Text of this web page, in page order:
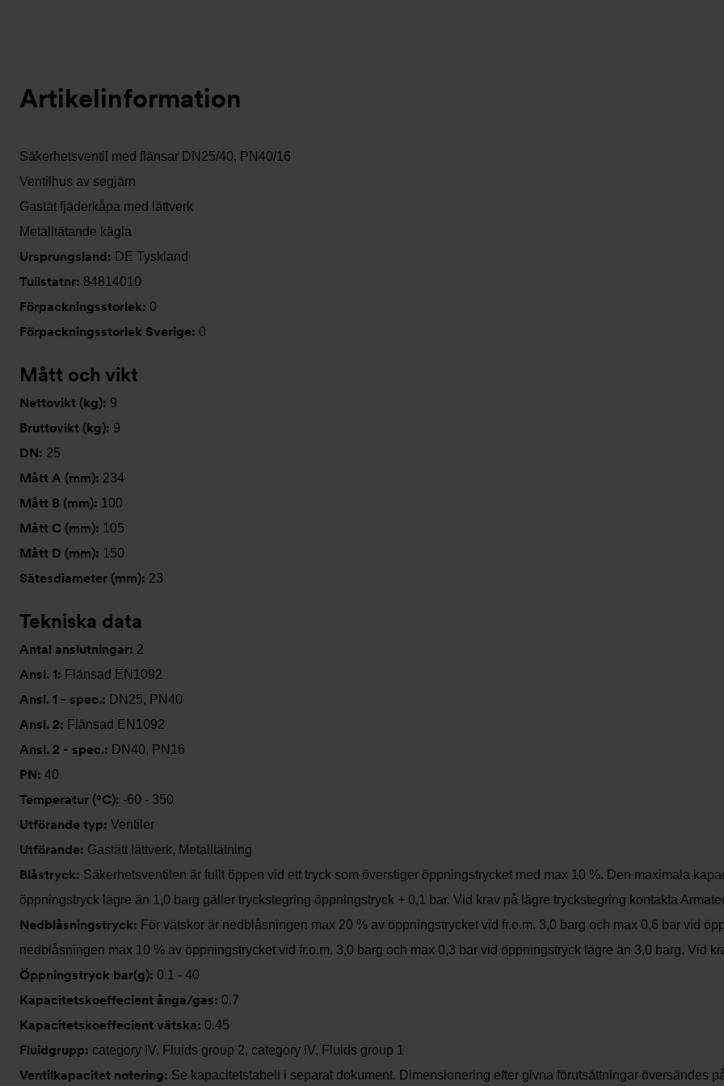
Artikelinformation
Säkerhetsventil med flänsar DN25/40, PN40/16
Ventilhus av segjärn
Gastät fjäderkåpa med lättverk
Metalltätande kägla
Ursprungsland: DE Tyskland
Tullstatnr: 84814010
Förpackningsstorlek: 0
Förpackningsstorlek Sverige: 0
Mått och vikt
Nettovikt (kg): 9
Bruttovikt (kg): 9
DN: 25
Mått A (mm): 234
Mått B (mm): 100
Mått C (mm): 105
Mått D (mm): 150
Sätesdiameter (mm): 23
Tekniska data
Antal anslutningar: 2
Ansl. 1: Flänsad EN1092
Ansl. 1 - spec.: DN25, PN40
Ansl. 2: Flänsad EN1092
Ansl. 2 - spec.: DN40, PN16
PN: 40
Temperatur (°C): -60 - 350
Utförande typ: Ventiler
Utförande: Gastätt lättverk, Metalltätning
Blåstryck: Säkerhetsventilen är fullt öppen vid ett tryck som överstiger öppningstrycket med max 10 %. Den maximala
öppningstryck lägre än 1,0 barg gäller tryckstegring öppningstryck + 0,1 bar. Vid krav på lägre tryckstegring kontakta
Nedblåsningstryck: För vätskor är nedblåsningen max 20 % av öppningstrycket vid fr.o.m. 3,0 barg och max 0,6 bar vid
nedblåsningen max 10 % av öppningstrycket vid fr.o.m. 3,0 barg och max 0,3 bar vid öppningstryck lägre än 3,0 barg. Vid
Öppningstryck bar(g): 0.1 - 40
Kapacitetskoeffecient ånga/gas: 0.7
Kapacitetskoeffecient vätska: 0.45
Fluidgrupp: category IV, Fluids group 2, category IV, Fluids group 1
Ventilkapacitet notering: Se kapacitetstabell i separat dokument. Dimensionering efter givna förutsättningar översändes